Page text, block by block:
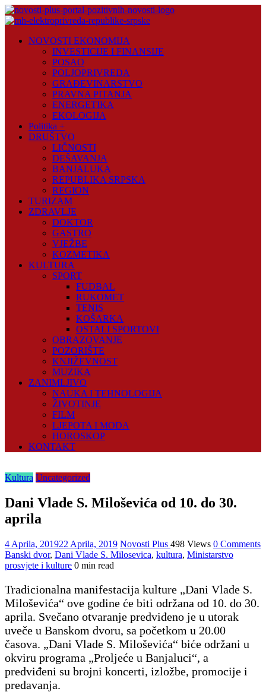
Skip
to
Plus
NOVOSTI EKONOMIJA
INVESTICIJE I FINANSIJE
POSAO
POLJOPRIVREDA
GRAĐEVINARSTVO
PRAVNA PITANJA
ENERGETIKA
EKOLOGIJA
Politika +
DRUŠTVO
LIČNOSTI
DEŠAVANJA
BANJALUKA
REPUBLIKA SRPSKA
REGION
TURIZAM
ZDRAVLJE
DOKTOR
GASTRO
VJEŽBE
KOZMETIKA
KULTURA
SPORT
FUDBAL
RUKOMET
TENIS
KOŠARKA
OSTALI SPORTOVI
OBRAZOVANJE
POZORIŠTE
KNJIŽEVNOST
MUZIKA
ZANIMLJIVO
NAUKA I TEHNOLOGIJA
ŽIVOTINJE
FILM
LJEPOTA I MODA
HOROSKOP
KONTAKT
Kultura Uncategorized
Dani Vlade S. Miloševića od 10. do 30.
aprila
4 Aprila, 201922 Aprila, 2019 Novosti Plus 498 Views 0 Comments
Banski dvor, Dani Vlade S. Milosevica, kultura, Ministarstvo
prosvjete i kulture 0 min read
Tradicionalna manifestacija kulture „Dani Vlade S.
Miloševića“ ove godine će biti održana od 10. do 30.
aprila. Svečano otvaranje predviđeno je u utorak
uveče u Banskom dvoru, sa početkom u 20.00
časova. „Dani Vlade S. Miloševića“ biće održani u
okviru programa „Proljeće u Banjaluci“, a
predviđeni su brojni koncerti, izložbe, promocije i
predavanja.